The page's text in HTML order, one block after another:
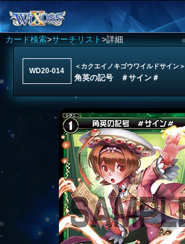
カード検索>サーチリスト>詳細
WD20-014
＜カクエイノキゴウワイルドサイン＞
角英の記号 ＃サイン＃